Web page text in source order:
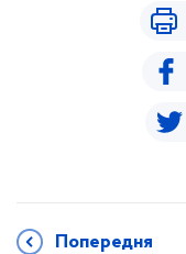
Попередня